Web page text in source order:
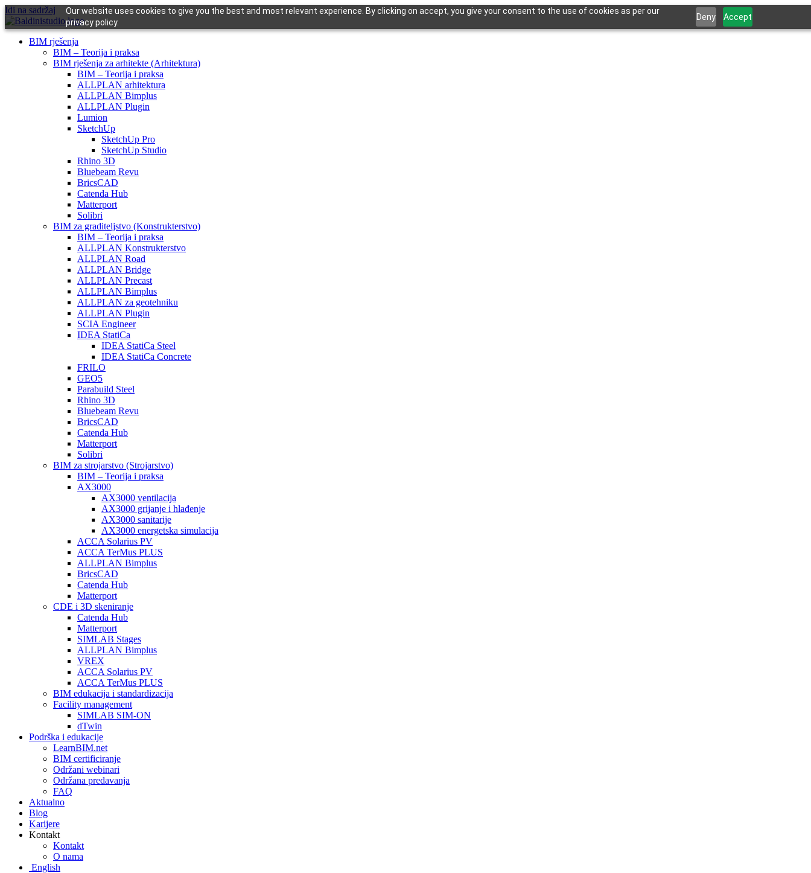
Our website uses cookies to give you the best and most relevant experience. By clicking on accept, you give your consent to the use of cookies as per our
privacy policy.
Deny Accept
Idi na sadržaj
BIM rješenja
BIM – Teorija i praksa
BIM rješenja za arhitekte (Arhitektura)
BIM – Teorija i praksa
ALLPLAN arhitektura
ALLPLAN Bimplus
ALLPLAN Plugin
Lumion
SketchUp
SketchUp Pro
SketchUp Studio
Rhino 3D
Bluebeam Revu
BricsCAD
Catenda Hub
Matterport
Solibri
BIM za graditeljstvo (Konstrukterstvo)
BIM – Teorija i praksa
ALLPLAN Konstrukterstvo
ALLPLAN Road
ALLPLAN Bridge
ALLPLAN Precast
ALLPLAN Bimplus
ALLPLAN za geotehniku
ALLPLAN Plugin
SCIA Engineer
IDEA StatiCa
IDEA StatiCa Steel
IDEA StatiCa Concrete
FRILO
GEO5
Parabuild Steel
Rhino 3D
Bluebeam Revu
BricsCAD
Catenda Hub
Matterport
Solibri
BIM za strojarstvo (Strojarstvo)
BIM – Teorija i praksa
AX3000
AX3000 ventilacija
AX3000 grijanje i hlađenje
AX3000 sanitarije
AX3000 energetska simulacija
ACCA Solarius PV
ACCA TerMus PLUS
ALLPLAN Bimplus
BricsCAD
Catenda Hub
Matterport
CDE i 3D skeniranje
Catenda Hub
Matterport
SIMLAB Stages
ALLPLAN Bimplus
VREX
ACCA Solarius PV
ACCA TerMus PLUS
BIM edukacija i standardizacija
Facility management
SIMLAB SIM-ON
dTwin
Podrška i edukacije
LearnBIM.net
BIM certificiranje
Održani webinari
Održana predavanja
FAQ
Aktualno
Blog
Karijere
Kontakt
Kontakt
O nama
English